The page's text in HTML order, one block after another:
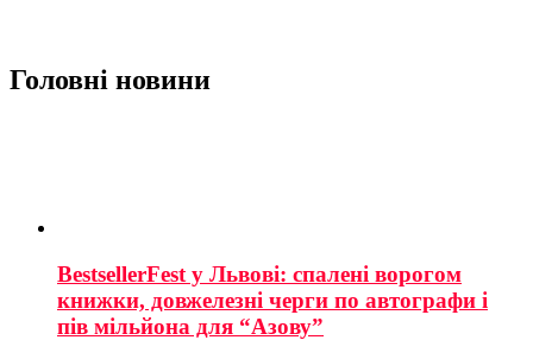
Головні новини
BestsellerFest у Львові: спалені ворогом
книжки, довжелезні черги по автографи і
пів мільйона для “Азову”